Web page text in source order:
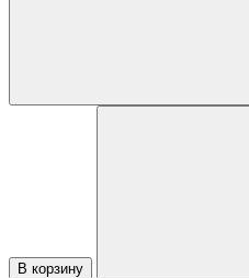
В корзину